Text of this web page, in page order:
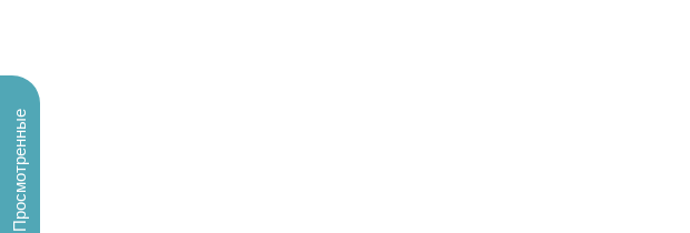
Просмотренные